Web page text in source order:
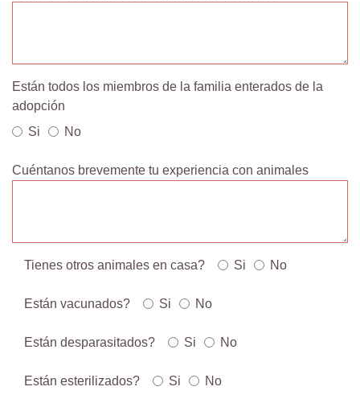
Están todos los miembros de la familia enterados de la
adopción
Si
No
Cuéntanos brevemente tu experiencia con animales
Tienes otros animales en casa? Si No
Están vacunados? Si No
Están desparasitados? Si No
Están esterilizados? Si No